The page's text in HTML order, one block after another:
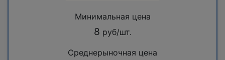
Минимальная цена
8 руб/шт.
Среднерыночная цена